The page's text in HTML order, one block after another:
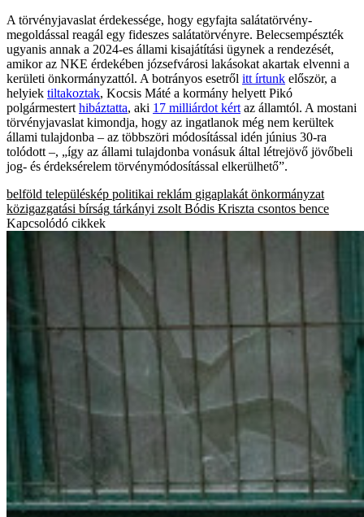
A törvényjavaslat érdekessége, hogy egyfajta salátatörvény-
megoldással reagál egy fideszes salátatörvényre. Belecsempészték
ugyanis annak a 2024-es állami kisajátítási ügynek a rendezését,
amikor az NKE érdekében józsefvárosi lakásokat akartak elvenni a
kerületi önkormányzattól. A botrányos esetről itt írtunk először, a
helyiek tiltakoztak, Kocsis Máté a kormány helyett Pikó
polgármestert hibáztatta, aki 17 milliárdot kért az államtól. A mostani
törvényjavaslat kimondja, hogy az ingatlanok még nem kerültek
állami tulajdonba – az többszöri módosítással idén június 30-ra
tolódott –, „így az állami tulajdonba vonásuk által létrejövő jövőbeli
jog- és érdeksérelem törvénymódosítással elkerülhető”.
belföld településkép politikai reklám gigaplakát önkormányzat
közigazgatási bírság tárkányi zsolt Bódis Kriszta csontos bence
Kapcsolódó cikkek